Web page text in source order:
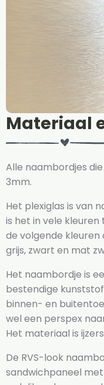
Materiaal
Alle naambordjes
3mm.
Het plexiglas is van
is het in vele
de volgende kleuren
grijs, zwart en mat
Het naambordje is
bestendige
binnen- en
wel een perspex
Het materiaal is
De RVS-look
sandwichpaneel